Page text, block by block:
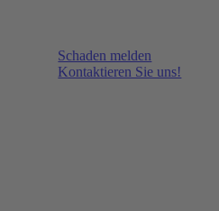
Schaden melden
Kontaktieren Sie uns!